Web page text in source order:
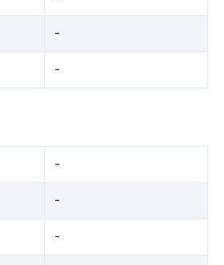
-
-
-
-
-